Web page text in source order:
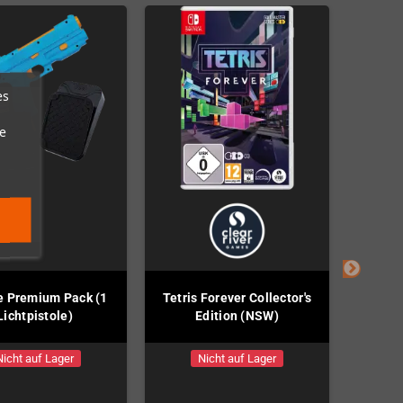
Premium Pack (1
auf Lager
Tetris Forever Collector's
Edition (NSW)
Nicht auf Lager